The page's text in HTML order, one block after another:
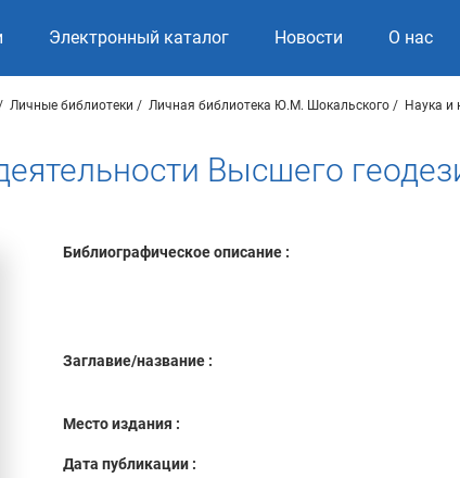
Электронный каталог Новости О нас
Личные библиотеки Личная библиотека Ю.М. Шокальского Наука и
Высшего
Библиографическое описание :
Заглавие/название :
Место издания :
Дата публикации :